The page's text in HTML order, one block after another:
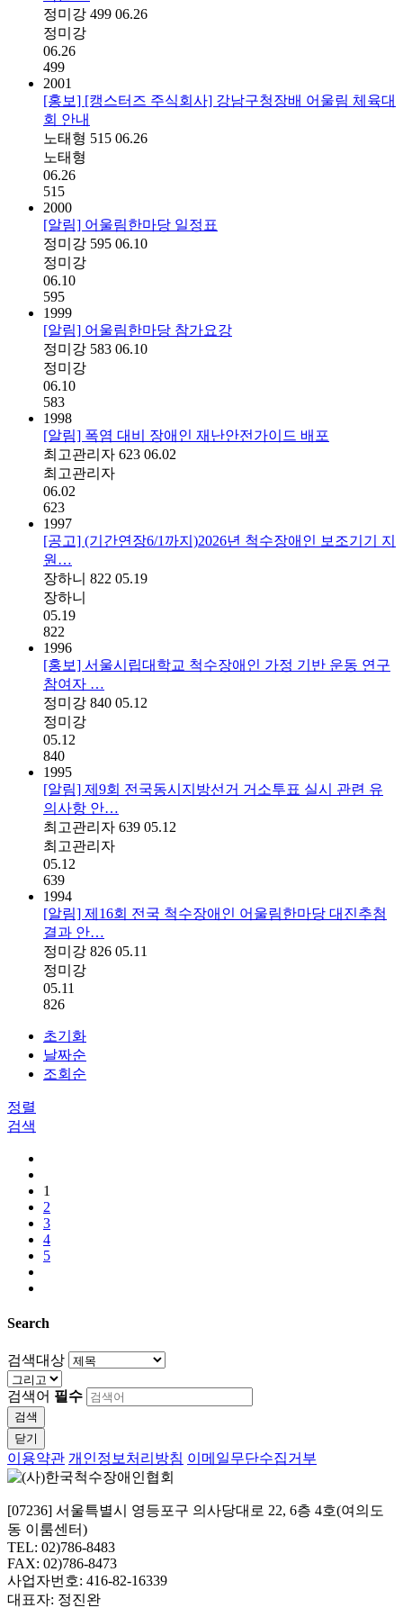
정미강 499 06.26
정미강
06.26
499
2001
[홍보] [캥스터즈 주식회사] 강남구청장배 어울림 체육대
회 안내
노태형 515 06.26
노태형
06.26
515
2000
[알림] 어울림한마당 일정표
정미강 595 06.10
정미강
06.10
595
1999
[알림] 어울림한마당 참가요강
정미강 583 06.10
정미강
06.10
583
1998
[알림] 폭염 대비 장애인 재난안전가이드 배포
최고관리자 623 06.02
최고관리자
06.02
623
1997
[공고] (기간연장6/1까지)2026년 척수장애인 보조기기 지
원…
장하니 822 05.19
장하니
05.19
822
1996
[홍보] 서울시립대학교 척수장애인 가정 기반 운동 연구
참여자 …
정미강 840 05.12
정미강
05.12
840
1995
[알림] 제9회 전국동시지방선거 거소투표 실시 관련 유
의사항 안…
최고관리자 639 05.12
최고관리자
05.12
639
1994
[알림] 제16회 전국 척수장애인 어울림한마당 대진추첨
결과 안…
정미강 826 05.11
정미강
05.11
826
초기화
날짜순
조회순
정렬
검색
1
2
3
4
5
Search
검색대상
검색어 필수
검색
닫기
이용약관 개인정보처리방침 이메일무단수집거부
[07236] 서울특별시 영등포구 의사당대로 22, 6층 4호(여의도
동 이룸센터)
TEL: 02)786-8483
FAX: 02)786-8473
사업자번호: 416-82-16339
대표자: 정진완